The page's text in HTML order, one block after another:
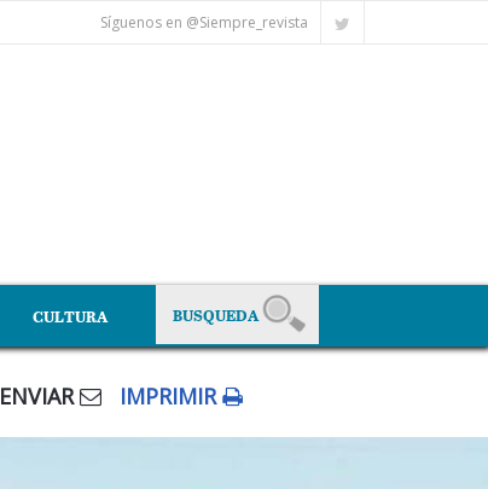
Síguenos en @Siempre_revista
CULTURA
ENVIAR IMPRIMIR